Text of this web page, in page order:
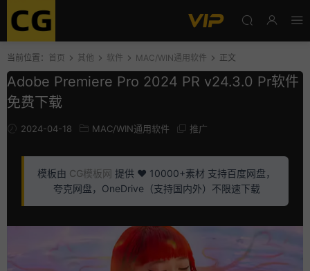
当前位置： 首页 其他 软件 MAC/WIN通用软件 正文
Adobe Premiere Pro 2024 PR v24.3.0 Pr软件
免费下载
2024-04-18 MAC/WIN通用软件 推广
模板由 CG模板网 提供 ❤️ 10000+素材 支持百度网盘，
夸克网盘，OneDrive（支持国内外）不限速下载